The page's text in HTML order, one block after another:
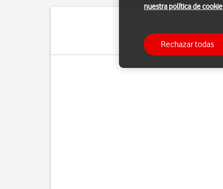
El Bluetooth es
nuestra política de
Rechazar todas